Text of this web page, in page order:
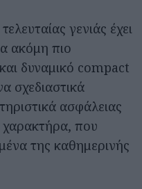
γενιάς έχει
ακόμη πιο
δυναμικό compact
σχεδιαστικά
ασφάλειας
χαρακτήρα, που
της καθημερινής